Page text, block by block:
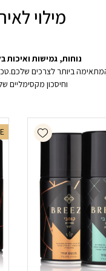
מילוי
נוחות, גמישות
ביותר לצרכים
וחיסכון מקסימליים
Add wishlist